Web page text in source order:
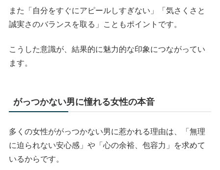
また「自分をすぐにアピールしすぎない」「気さくさと
誠実さのバランスを取る」こともポイントです。
こうした意識が、結果的に魅力的な印象につながってい
ます。
がっつかない男に憧れる女性の本音
多くの女性ががっつかない男に惹かれる理由は、「無理
に迫られない安心感」や「心の余裕、包容力」を求めて
いるからです。